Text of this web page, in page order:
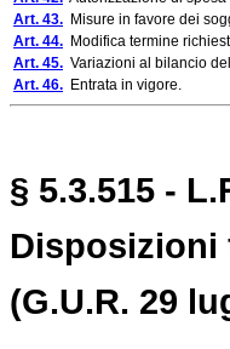
Art. 43. Misure in favore dei
Art. 44. Modifica termine
Art. 45. Variazioni al bilancio
Art. 46. Entrata in vigore.
§ 5.3.515 -
Disposizioni
(G.U.R. 29